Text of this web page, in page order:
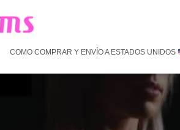
COMO COMPRAR Y ENVÍO A ESTADOS UNIDOS